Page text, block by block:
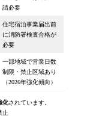
請必要
住宅宿泊事業届出前
に消防署検査合格が
必要
一部地域で営業日数
制限・禁止区域あり
（2026年強化傾向）
化されています。
止